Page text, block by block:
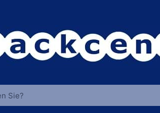
ein. Während Sie tippen,